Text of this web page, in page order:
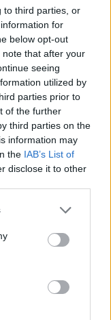
to third parties, or
for
below opt-out
that after your
seeing
utilized by
parties prior to
of the further
third parties on the
information may
the IAB’s List of
disclose it to other
del gioco sia
pool contro la
nella tappa
di finale.
Series 2027
— Rugby
Italiano